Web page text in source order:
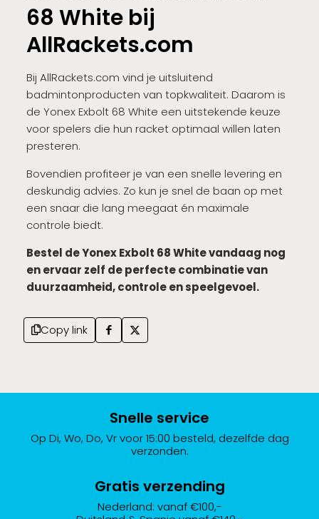
68 White bij
AllRackets.com
Bij AllRackets.com vind je uitsluitend
badmintonproducten van topkwaliteit. Daarom is
de Yonex Exbolt 68 White een uitstekende keuze
voor spelers die hun racket optimaal willen laten
presteren.
Bovendien profiteer je van een snelle levering en
deskundig advies. Zo kun je snel de baan op met
een snaar die lang meegaat én maximale
controle biedt.
Bestel de Yonex Exbolt 68 White vandaag nog
en ervaar zelf de perfecte combinatie van
duurzaamheid, controle en speelgevoel.
Copy link
Snelle service
Op Di, Wo, Do, Vr voor 15:00 besteld, dezelfde dag
verzonden.
Gratis verzending
Nederland: vanaf €100,-